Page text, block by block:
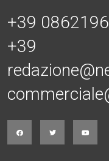
+39
+39